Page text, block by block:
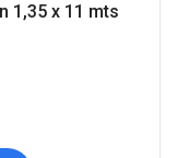
1,35 x 11 mts